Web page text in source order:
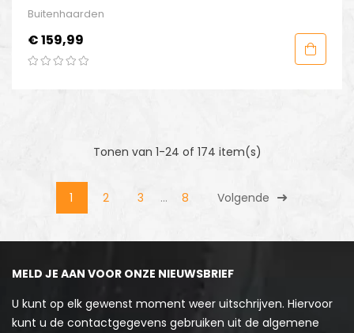
Buitenhaarden
Prijs
€ 159,99
Tonen van 1-24 of 174 item(s)
1 2 3 … 8 Volgende
MELD JE AAN VOOR ONZE NIEUWSBRIEF
U kunt op elk gewenst moment weer uitschrijven. Hiervoor
kunt u de contactgegevens gebruiken uit de algemene